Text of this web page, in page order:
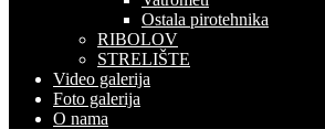
Ostala pirotehnika
RIBOLOV
STRELIŠTE
Video galerija
Foto galerija
O nama